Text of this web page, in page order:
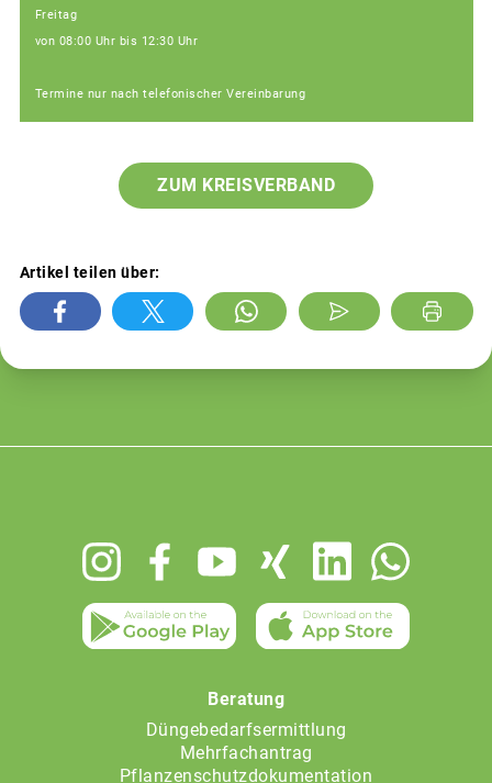
Freitag
von 08:00 Uhr bis 12:30 Uhr
Termine nur nach telefonischer Vereinbarung
ZUM KREISVERBAND
Artikel teilen über:
Beratung
Düngebedarfsermittlung
Mehrfachantrag
Pflanzenschutzdokumentation